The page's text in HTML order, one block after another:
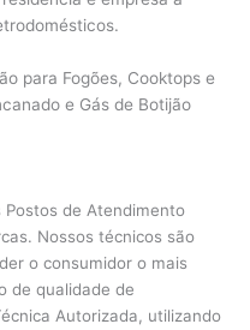
para Fogões, Cooktops e
e Gás de Botijão
de Atendimento
Nossos técnicos são
o consumidor o mais
de qualidade de
Autorizada, utilizando